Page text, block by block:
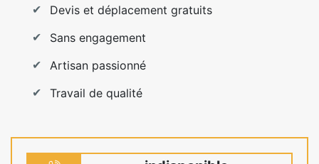
Devis et déplacement gratuits
Sans engagement
Artisan passionné
Travail de qualité